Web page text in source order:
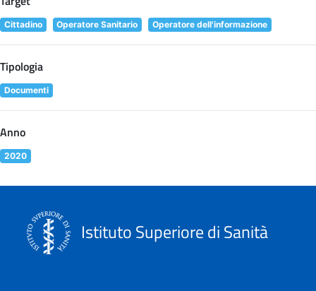
Cittadino Operatore Sanitario Operatore dell'informazione
Tipologia
Documenti
Anno
2020
Istituto Superiore di Sanità